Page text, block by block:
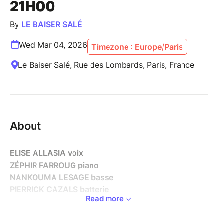
21H00
By LE BAISER SALÉ
Wed Mar 04, 2026 Timezone : Europe/Paris
Le Baiser Salé, Rue des Lombards, Paris, France
About
ELISE ALLASIA voix
ZÉPHIR FARROUG piano
NANKOUMA LESAGE basse
PIERRICK CAZALS batterie
Read more